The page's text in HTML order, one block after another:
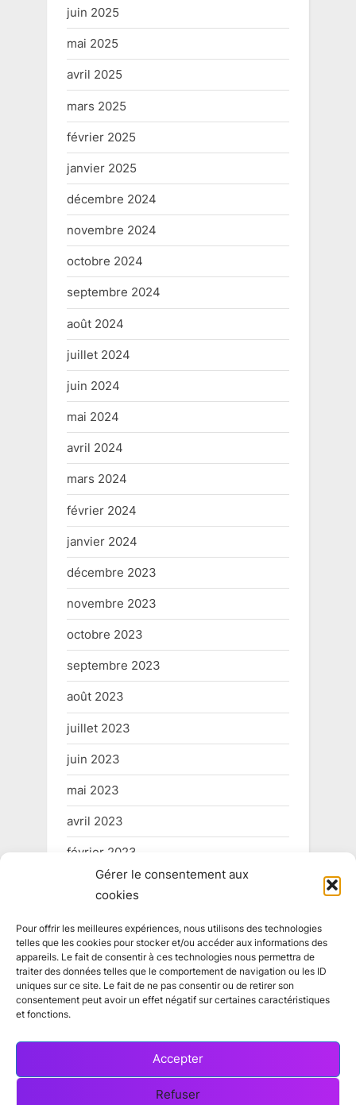
Gérer le consentement aux
cookies
Pour offrir les meilleures expériences, nous utilisons des technologies
telles que les cookies pour stocker et/ou accéder aux informations des
appareils. Le fait de consentir à ces technologies nous permettra de
traiter des données telles que le comportement de navigation ou les ID
uniques sur ce site. Le fait de ne pas consentir ou de retirer son
consentement peut avoir un effet négatif sur certaines caractéristiques
et fonctions.
Accepter
Refuser
juin 2025
mai 2025
avril 2025
mars 2025
février 2025
janvier 2025
décembre 2024
novembre 2024
octobre 2024
septembre 2024
août 2024
juillet 2024
juin 2024
mai 2024
avril 2024
mars 2024
février 2024
janvier 2024
décembre 2023
novembre 2023
octobre 2023
septembre 2023
août 2023
juillet 2023
juin 2023
mai 2023
avril 2023
février 2023
mai 2022
Informations légales
Conditions générales
Politique de cookies